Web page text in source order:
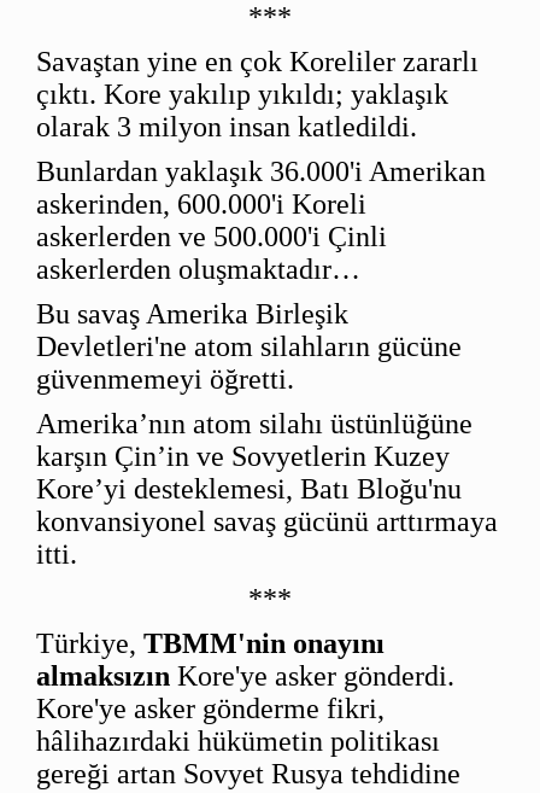
***
Savaştan yine en çok Koreliler zararlı
çıktı. Kore yakılıp yıkıldı; yaklaşık
olarak 3 milyon insan katledildi.
Bunlardan yaklaşık 36.000'i Amerikan
askerinden, 600.000'i Koreli
askerlerden ve 500.000'i Çinli
askerlerden oluşmaktadır…
Bu savaş Amerika Birleşik
Devletleri'ne atom silahların gücüne
güvenmemeyi öğretti.
Amerika’nın atom silahı üstünlüğüne
karşın Çin’in ve Sovyetlerin Kuzey
Kore’yi desteklemesi, Batı Bloğu'nu
konvansiyonel savaş gücünü arttırmaya
itti.
***
Türkiye, TBMM'nin onayını
almaksızın Kore'ye asker gönderdi.
Kore'ye asker gönderme fikri,
hâlihazırdaki hükümetin politikası
gereği artan Sovyet Rusya tehdidine